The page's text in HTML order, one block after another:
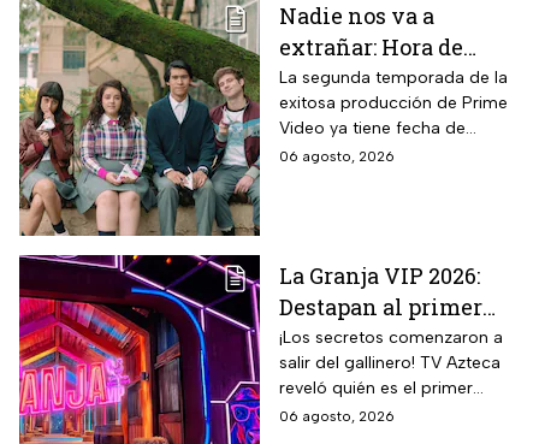
Nadie nos va a
extrañar: Hora de
estreno de la
Temporada 2 y reparto
completo
La segunda temporada de la
exitosa producción de Prime
Video ya tiene fecha de
estreno. Conoce el horario en
06 agosto, 2026
La Granja VIP 2026:
Destapan al primer
participante del
reality más viral de la
televisión mexicana
¡Los secretos comenzaron a
salir del gallinero! TV Azteca
reveló quién es el primer
granjero confirmado para la
06 agosto, 2026